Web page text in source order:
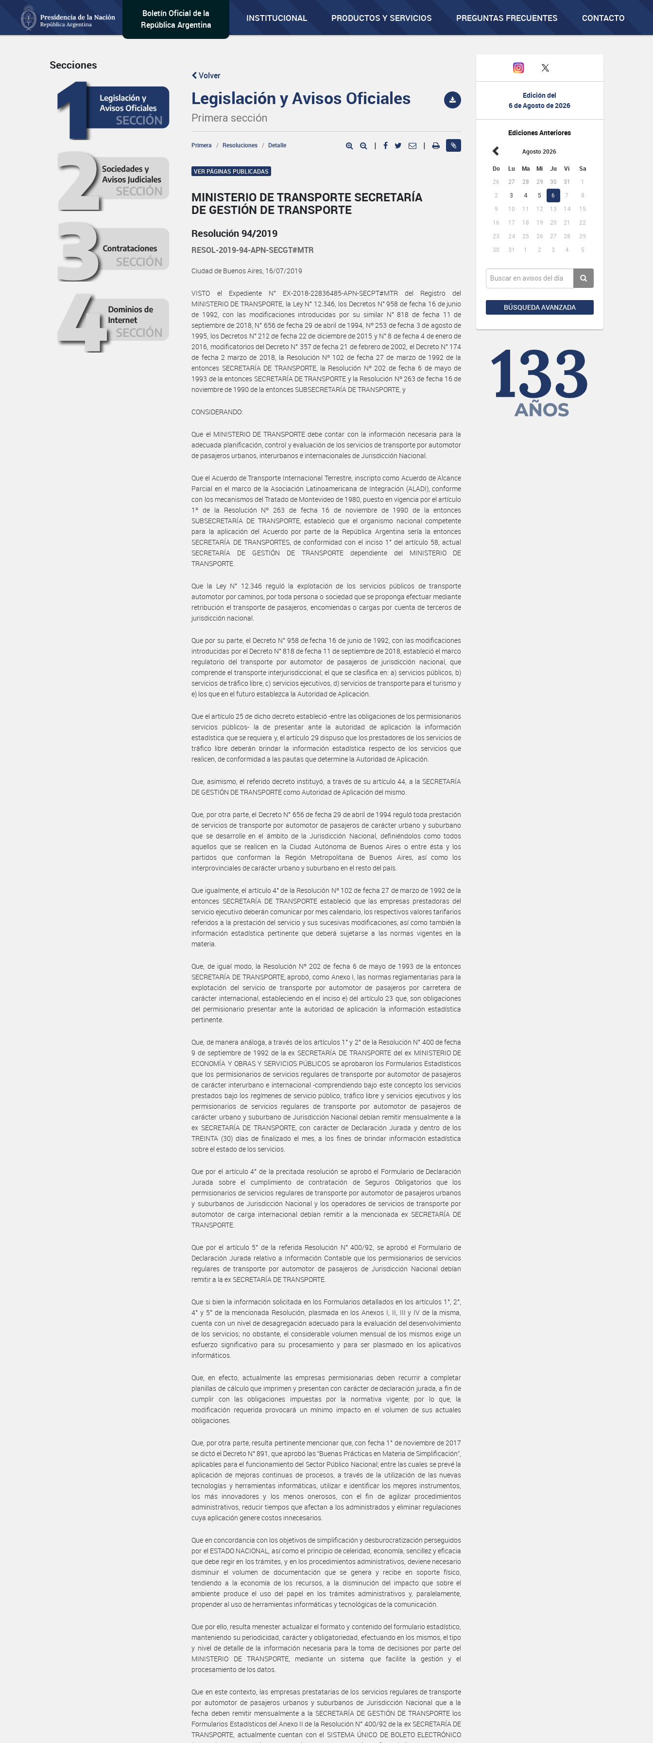
Boletín Oficial de la
República Argentina
INSTITUCIONAL PRODUCTOS Y SERVICIOS PREGUNTAS FRECUENTES CONTACTO
Edición del
6 de Agosto de 2026
Ediciones Anteriores
Agosto 2026
Do Lu Ma Mi Ju Vi Sa
26 27 28 29 30 31
1
2
3 4 5 6 7
8
9
10 11 12 13 14
15
16
17 18 19 20 21
22
23
24 25 26 27 28
29
30
31 1 2 3 4 5
BÚSQUEDA AVANZADA
Secciones
Volver
Legislación y Avisos Oficiales
Primera sección
Primera Resoluciones Detalle | |
VER PÁGINAS PUBLICADAS
MINISTERIO DE TRANSPORTE SECRETARÍA
DE GESTIÓN DE TRANSPORTE
Resolución 94/2019
RESOL-2019-94-APN-SECGT#MTR
Ciudad de Buenos Aires, 16/07/2019
VISTO el Expediente N° EX-2018-22836485-APN-SECPT#MTR del Registro del
MINISTERIO DE TRANSPORTE, la Ley N° 12.346, los Decretos N° 958 de fecha 16 de junio
de 1992, con las modificaciones introducidas por su similar N° 818 de fecha 11 de
septiembre de 2018, N° 656 de fecha 29 de abril de 1994, Nº 253 de fecha 3 de agosto de
1995, los Decretos N° 212 de fecha 22 de diciembre de 2015 y N° 8 de fecha 4 de enero de
2016, modificatorios del Decreto N° 357 de fecha 21 de febrero de 2002, el Decreto N° 174
de fecha 2 marzo de 2018, la Resolución Nº 102 de fecha 27 de marzo de 1992 de la
entonces SECRETARÍA DE TRANSPORTE, la Resolución Nº 202 de fecha 6 de mayo de
1993 de la entonces SECRETARÍA DE TRANSPORTE y la Resolución Nº 263 de fecha 16 de
noviembre de 1990 de la entonces SUBSECRETARÍA DE TRANSPORTE, y
CONSIDERANDO:
Que el MINISTERIO DE TRANSPORTE debe contar con la información necesaria para la
adecuada planificación, control y evaluación de los servicios de transporte por automotor
de pasajeros urbanos, interurbanos e internacionales de Jurisdicción Nacional.
Que el Acuerdo de Transporte Internacional Terrestre, inscripto como Acuerdo de Alcance
Parcial en el marco de la Asociación Latinoamericana de Integración (ALADI), conforme
con los mecanismos del Tratado de Montevideo de 1980, puesto en vigencia por el artículo
1º de la Resolución Nº 263 de fecha 16 de noviembre de 1990 de la entonces
SUBSECRETARÍA DE TRANSPORTE, estableció que el organismo nacional competente
para la aplicación del Acuerdo por parte de la República Argentina sería la entonces
SECRETARÍA DE TRANSPORTES, de conformidad con el inciso 1° del artículo 58, actual
SECRETARÍA DE GESTIÓN DE TRANSPORTE dependiente del MINISTERIO DE
TRANSPORTE.
Que la Ley N° 12.346 reguló la explotación de los servicios públicos de transporte
automotor por caminos, por toda persona o sociedad que se proponga efectuar mediante
retribución el transporte de pasajeros, encomiendas o cargas por cuenta de terceros de
jurisdicción nacional.
Que por su parte, el Decreto N° 958 de fecha 16 de junio de 1992, con las modificaciones
introducidas por el Decreto N° 818 de fecha 11 de septiembre de 2018, estableció el marco
regulatorio del transporte por automotor de pasajeros de jurisdicción nacional, que
comprende el transporte interjurisdiccional; el que se clasifica en: a) servicios públicos, b)
servicios de tráfico libre, c) servicios ejecutivos, d) servicios de transporte para el turismo y
e) los que en el futuro establezca la Autoridad de Aplicación.
Que el artículo 25 de dicho decreto estableció -entre las obligaciones de los permisionarios
servicios públicos- la de presentar ante la autoridad de aplicación la información
estadística que se requiera y, el artículo 29 dispuso que los prestadores de los servicios de
tráfico libre deberán brindar la información estadística respecto de los servicios que
realicen, de conformidad a las pautas que determine la Autoridad de Aplicación.
Que, asimismo, el referido decreto instituyó, a través de su artículo 44, a la SECRETARÍA
DE GESTIÓN DE TRANSPORTE como Autoridad de Aplicación del mismo.
Que, por otra parte, el Decreto N° 656 de fecha 29 de abril de 1994 reguló toda prestación
de servicios de transporte por automotor de pasajeros de carácter urbano y suburbano
que se desarrolle en el ámbito de la Jurisdicción Nacional, definiéndolos como todos
aquellos que se realicen en la Ciudad Autónoma de Buenos Aires o entre ésta y los
partidos que conforman la Región Metropolitana de Buenos Aires, así como los
interprovinciales de carácter urbano y suburbano en el resto del país.
Que igualmente, el artículo 4° de la Resolución Nº 102 de fecha 27 de marzo de 1992 de la
entonces SECRETARÍA DE TRANSPORTE estableció que las empresas prestadoras del
servicio ejecutivo deberán comunicar por mes calendario, los respectivos valores tarifarios
referidos a la prestación del servicio y sus sucesivas modificaciones, así como también la
información estadística pertinente que deberá sujetarse a las normas vigentes en la
materia.
Que, de igual modo, la Resolución Nº 202 de fecha 6 de mayo de 1993 de la entonces
SECRETARÍA DE TRANSPORTE, aprobó, como Anexo I, las normas reglamentarias para la
explotación del servicio de transporte por automotor de pasajeros por carretera de
carácter internacional, estableciendo en el inciso e) del artículo 23 que, son obligaciones
del permisionario presentar ante la autoridad de aplicación la información estadística
pertinente.
Que, de manera análoga, a través de los artículos 1° y 2° de la Resolución N° 400 de fecha
9 de septiembre de 1992 de la ex SECRETARÍA DE TRANSPORTE del ex MINISTERIO DE
ECONOMÍA Y OBRAS Y SERVICIOS PÚBLICOS se aprobaron los Formularios Estadísticos
que los permisionarios de servicios regulares de transporte por automotor de pasajeros
de carácter interurbano e internacional -comprendiendo bajo este concepto los servicios
prestados bajo los regímenes de servicio público, tráfico libre y servicios ejecutivos y los
permisionarios de servicios regulares de transporte por automotor de pasajeros de
carácter urbano y suburbano de Jurisdicción Nacional debían remitir mensualmente a la
ex SECRETARÍA DE TRANSPORTE, con carácter de Declaración Jurada y dentro de los
TREINTA (30) días de finalizado el mes, a los fines de brindar información estadística
sobre el estado de los servicios.
Que por el artículo 4° de la precitada resolución se aprobó el Formulario de Declaración
Jurada sobre el cumplimiento de contratación de Seguros Obligatorios que los
permisionarios de servicios regulares de transporte por automotor de pasajeros urbanos
y suburbanos de Jurisdicción Nacional y los operadores de servicios de transporte por
automotor de carga internacional debían remitir a la mencionada ex SECRETARÍA DE
TRANSPORTE.
Que por el artículo 5° de la referida Resolución N° 400/92, se aprobó el Formulario de
Declaración Jurada relativo a Información Contable que los permisionarios de servicios
regulares de transporte por automotor de pasajeros de Jurisdicción Nacional debían
remitir a la ex SECRETARÍA DE TRANSPORTE.
Que si bien la información solicitada en los Formularios detallados en los artículos 1°, 2°,
4° y 5° de la mencionada Resolución, plasmada en los Anexos I, II, III y IV de la misma,
cuenta con un nivel de desagregación adecuado para la evaluación del desenvolvimiento
de los servicios; no obstante, el considerable volumen mensual de los mismos exige un
esfuerzo significativo para su procesamiento y para ser plasmado en los aplicativos
informáticos.
Que, en efecto, actualmente las empresas permisionarias deben recurrir a completar
planillas de cálculo que imprimen y presentan con carácter de declaración jurada, a fin de
cumplir con las obligaciones impuestas por la normativa vigente; por lo que, la
modificación requerida provocará un mínimo impacto en el volumen de sus actuales
obligaciones.
Que, por otra parte, resulta pertinente mencionar que, con fecha 1° de noviembre de 2017
se dictó el Decreto N° 891, que aprobó las “Buenas Prácticas en Materia de Simplificación”,
aplicables para el funcionamiento del Sector Público Nacional; entre las cuales se prevé la
aplicación de mejoras continuas de procesos, a través de la utilización de las nuevas
tecnologías y herramientas informáticas, utilizar e identificar los mejores instrumentos,
los más innovadores y los menos onerosos, con el fin de agilizar procedimientos
administrativos, reducir tiempos que afectan a los administrados y eliminar regulaciones
cuya aplicación genere costos innecesarios.
Que en concordancia con los objetivos de simplificación y desburocratización perseguidos
por el ESTADO NACIONAL, así como el principio de celeridad, economía, sencillez y eficacia
que debe regir en los trámites, y en los procedimientos administrativos, deviene necesario
disminuir el volumen de documentación que se genera y recibe en soporte físico,
tendiendo a la economía de los recursos, a la disminución del impacto que sobre el
ambiente produce el uso del papel en los trámites administrativos y, paralelamente,
propender al uso de herramientas informáticas y tecnológicas de la comunicación.
Que por ello, resulta menester actualizar el formato y contenido del formulario estadístico,
manteniendo su periodicidad, carácter y obligatoriedad, efectuando en los mismos, el tipo
y nivel de detalle de la información necesaria para la toma de decisiones por parte del
MINISTERIO DE TRANSPORTE, mediante un sistema que facilite la gestión y el
procesamiento de los datos.
Que en este contexto, las empresas prestatarias de los servicios regulares de transporte
por automotor de pasajeros urbanos y suburbanos de Jurisdicción Nacional que a la
fecha deben remitir mensualmente a la SECRETARÍA DE GESTIÓN DE TRANSPORTE los
Formularios Estadísticos del Anexo II de la Resolución N° 400/92 de la ex SECRETARÍA DE
TRANSPORTE, actualmente cuentan con el SISTEMA ÚNICO DE BOLETO ELECTRÓNICO